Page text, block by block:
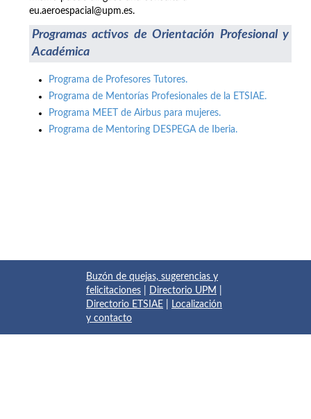
eu.aeroespacial@upm.es.
Programas activos de Orientación Profesional y
Académica
Programa de Profesores Tutores.
Programa de Mentorías Profesionales de la ETSIAE.
Programa MEET de Airbus para mujeres.
Programa de Mentoring DESPEGA de Iberia.
Buzón de quejas, sugerencias y
felicitaciones
Directorio UPM
Directorio ETSIAE
Localización
y contacto